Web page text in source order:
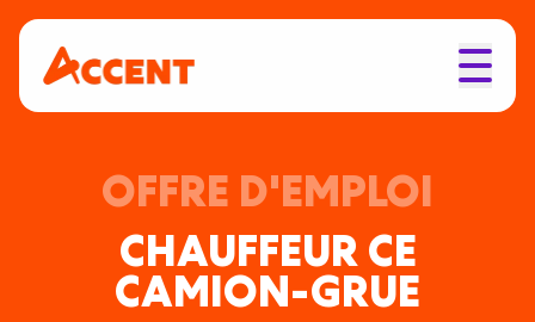
OFFRE D'EMPLOI
CHAUFFEUR CE
CAMION-GRUE